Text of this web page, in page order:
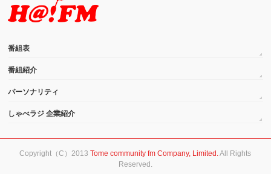
番組表
番組紹介
パーソナリティ
しゃべラジ 企業紹介
Copyright（C）2013Tome community fm Company, Limited.All Rights
Reserved.